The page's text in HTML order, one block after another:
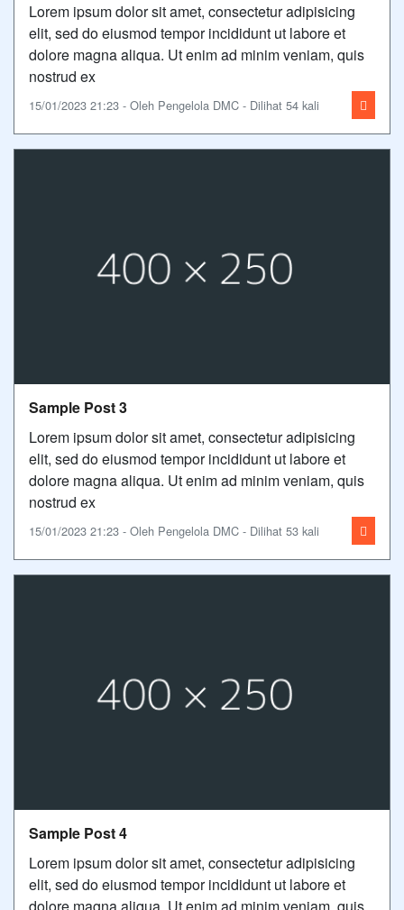
Lorem ipsum dolor sit amet, consectetur adipisicing
elit, sed do eiusmod tempor incididunt ut labore et
dolore magna aliqua. Ut enim ad minim veniam, quis
nostrud ex
15/01/2023 21:23 - Oleh Pengelola DMC - Dilihat 54 kali
Sample Post 3
Lorem ipsum dolor sit amet, consectetur adipisicing
elit, sed do eiusmod tempor incididunt ut labore et
dolore magna aliqua. Ut enim ad minim veniam, quis
nostrud ex
15/01/2023 21:23 - Oleh Pengelola DMC - Dilihat 53 kali
Sample Post 4
Lorem ipsum dolor sit amet, consectetur adipisicing
elit, sed do eiusmod tempor incididunt ut labore et